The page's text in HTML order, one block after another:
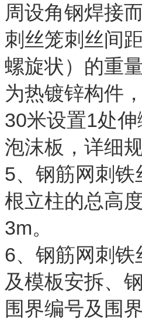
周设角钢焊接
刺丝笼刺丝间
螺旋状）的重
为热镀锌构件
30米设置1处
泡沫板，详细
5、钢筋网刺
根立柱的总高
3m。
6、钢筋网刺
及模板安拆、
围界编号及围